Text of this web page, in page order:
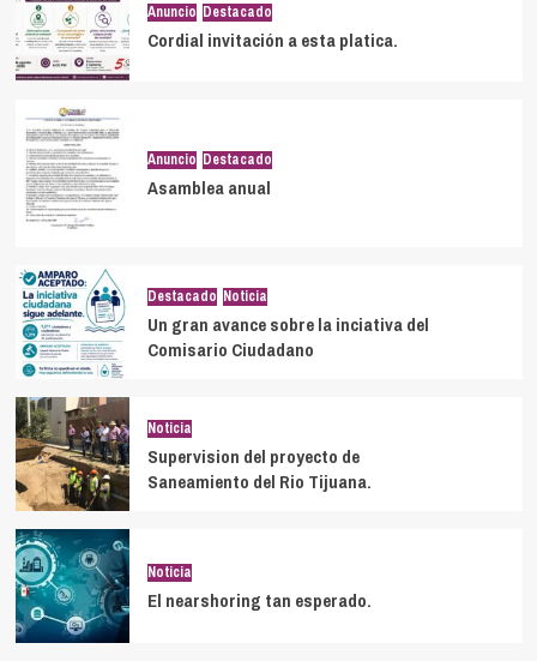
Anuncio Destacado
Cordial invitación a esta platica.
Anuncio Destacado
Asamblea anual
Destacado Noticia
Un gran avance sobre la inciativa del
Comisario Ciudadano
Noticia
Supervision del proyecto de
Saneamiento del Rio Tijuana.
Noticia
El nearshoring tan esperado.